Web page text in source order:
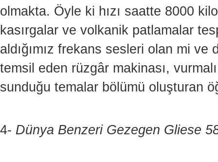
olmakta. Öyle ki hızı saatte 8000
kasırgalar ve volkanik patlamalar
aldığımız frekans sesleri olan mi ve
temsil eden rüzgâr makinası,
sunduğu temalar bölümü oluşturan
4- Dünya Benzeri Gezegen Gliese